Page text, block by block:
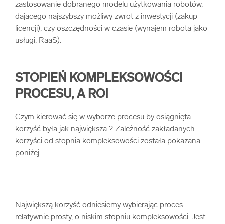
zastosowanie dobranego modelu użytkowania robotów,
dającego najszybszy możliwy zwrot z inwestycji (zakup
licencji), czy oszczędności w czasie (wynajem robota jako
usługi, RaaS).
STOPIEŃ KOMPLEKSOWOŚCI
PROCESU, A ROI
Czym kierować się w wyborze procesu by osiągnięta
korzyść była jak największa ? Zależność zakładanych
korzyści od stopnia kompleksowości została pokazana
poniżej.
Największą korzyść odniesiemy wybierając proces
relatywnie prosty, o niskim stopniu kompleksowości. Jest